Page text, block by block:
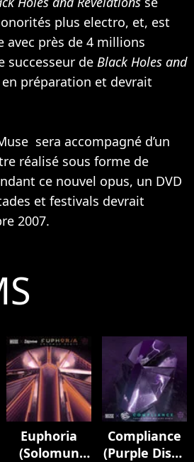
plus electro, et, est
avec près de 4 millions
successeur de Black Holes and
préparation et devrait
sera accompagné d’un
réalisé sous forme de
ce nouvel opus, un DVD
et festivals devrait
2007.
Euphoria
(Solomun
Compliance
(Purple Disco